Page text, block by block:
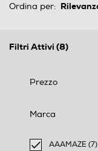
Ordina per:
Filtri Attivi (8)
Prezzo
Marca
AAAMAZE (7)